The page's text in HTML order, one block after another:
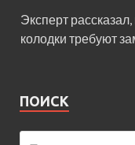
Эксперт
колодки требуют
ПОИСК